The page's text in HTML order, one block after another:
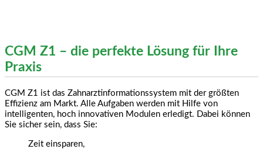
CGM Z1 – die perfekte Lösung für Ihre
Praxis
CGM Z1 ist das Zahnarztinformationssystem mit der größten
Effizienz am Markt. Alle Aufgaben werden mit Hilfe von
intelligenten, hoch innovativen Modulen erledigt. Dabei können
Sie sicher sein, dass Sie:
Zeit einsparen,